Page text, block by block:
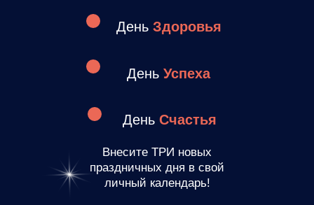
Внесите ТРИ новых
праздничных дня в свой
личный календарь!
День Здоровья
День Успеха
День Счастья